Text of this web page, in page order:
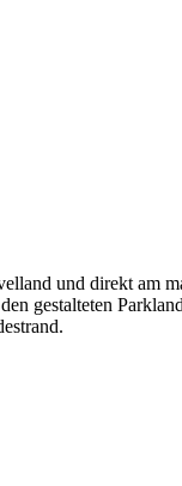
und direkt am
gestalteten